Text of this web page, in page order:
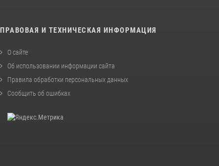
ПРАВОВАЯ И ТЕХНИЧЕСКАЯ ИНФОРМАЦИЯ
О сайте
Об использовании информации сайта
Правила обработки персональных данных
Сообщить об ошибках